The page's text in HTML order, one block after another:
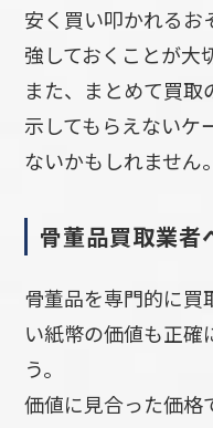
安く買い叩かれるお
強しておくことが大
また、まとめて買
示してもらえないケ
ないかもしれません。
骨董品買取業者
骨董品を専門的に買
い紙幣の価値も正確
う。
価値に見合った価格